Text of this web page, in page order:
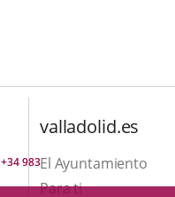
+34 983
valladolid.es
El Ayuntamiento
Para ti